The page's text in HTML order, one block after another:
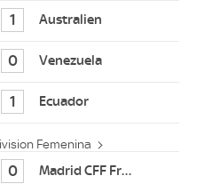
1
0
1
Femenina
0